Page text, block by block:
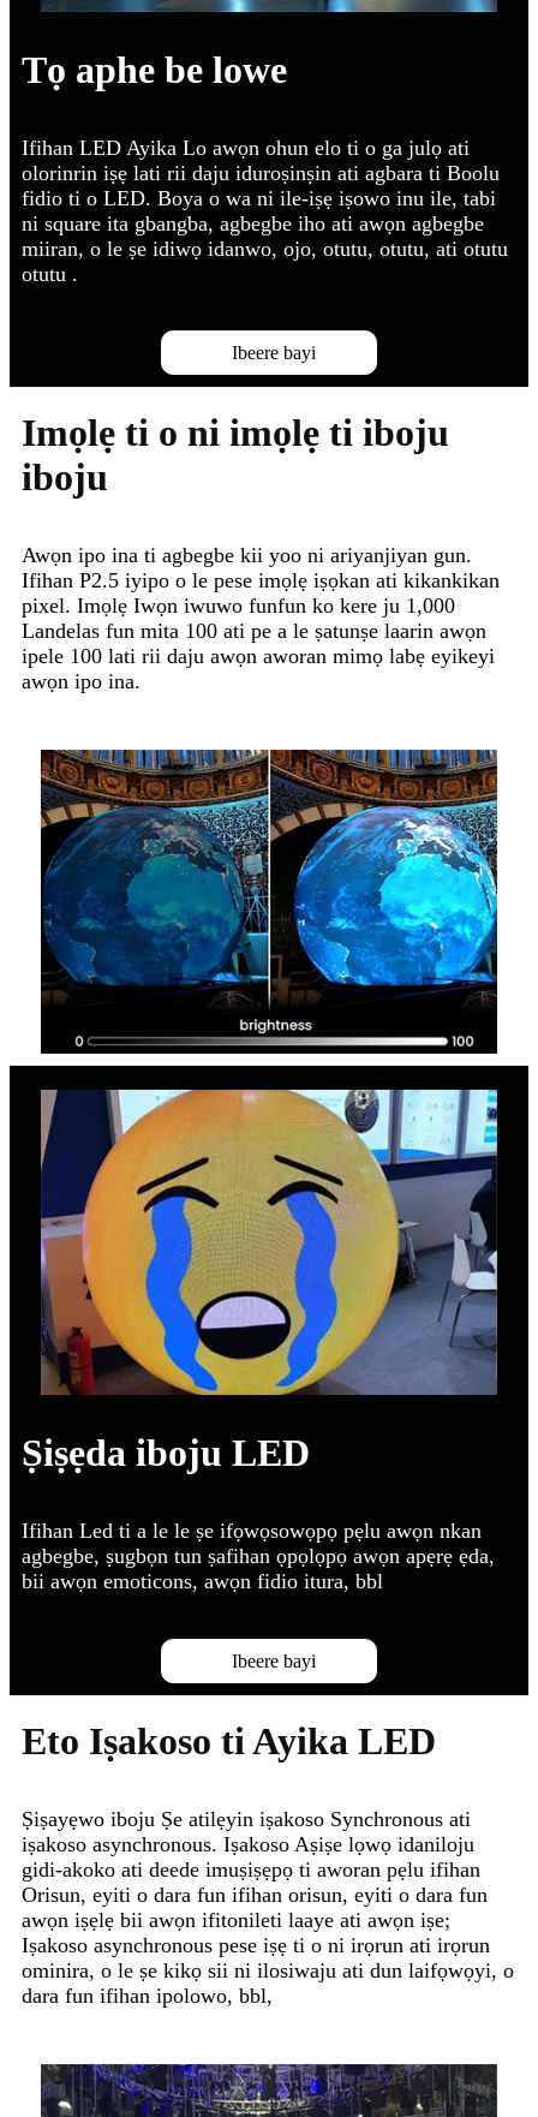
Tọ aphe be lowe
Ifihan LED Ayika Lo awọn ohun elo ti o ga julọ ati
olorinrin iṣẹ lati rii daju iduroṣinṣin ati agbara ti Boolu
fidio ti o LED. Boya o wa ni ile-iṣẹ iṣowo inu ile, tabi
ni square ita gbangba, agbegbe iho ati awọn agbegbe
miiran, o le ṣe idiwọ idanwo, ojo, otutu, otutu, ati otutu
otutu .
Ibeere bayi
Imọlẹ ti o ni imọlẹ ti iboju
iboju
Awọn ipo ina ti agbegbe kii yoo ni ariyanjiyan gun.
Ifihan P2.5 iyipo o le pese imọlẹ iṣọkan ati kikankikan
pixel. Imọlẹ Iwọn iwuwo funfun ko kere ju 1,000
Landelas fun mita 100 ati pe a le ṣatunṣe laarin awọn
ipele 100 lati rii daju awọn aworan mimọ labẹ eyikeyi
awọn ipo ina.
Ṣiṣẹda iboju LED
Ifihan Led ti a le le ṣe ifọwọsowọpọ pẹlu awọn nkan
agbegbe, ṣugbọn tun ṣafihan ọpọlọpọ awọn apẹrẹ ẹda,
bii awọn emoticons, awọn fidio itura, bbl
Ibeere bayi
Eto Iṣakoso ti Ayika LED
Ṣiṣayẹwo iboju Ṣe atilẹyin iṣakoso Synchronous ati
iṣakoso asynchronous. Iṣakoso Aṣiṣe lọwọ idaniloju
gidi-akoko ati deede imuṣiṣẹpọ ti aworan pẹlu ifihan
Orisun, eyiti o dara fun ifihan orisun, eyiti o dara fun
awọn iṣẹlẹ bii awọn ifitonileti laaye ati awọn iṣe;
Iṣakoso asynchronous pese iṣẹ ti o ni irọrun ati irọrun
ominira, o le ṣe kikọ sii ni ilosiwaju ati dun laifọwọyi, o
dara fun ifihan ipolowo, bbl,